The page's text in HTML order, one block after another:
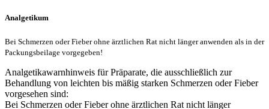
Analgetikum
Bei Schmerzen oder Fieber ohne ärztlichen Rat nicht länger anwenden als in der
Packungsbeilage vorgegeben!
Analgetikawarnhinweis für Präparate, die ausschließlich zur
Behandlung von leichten bis mäßig starken Schmerzen oder Fieber
vorgesehen sind:
Bei Schmerzen oder Fieber ohne ärztlichen Rat nicht länger